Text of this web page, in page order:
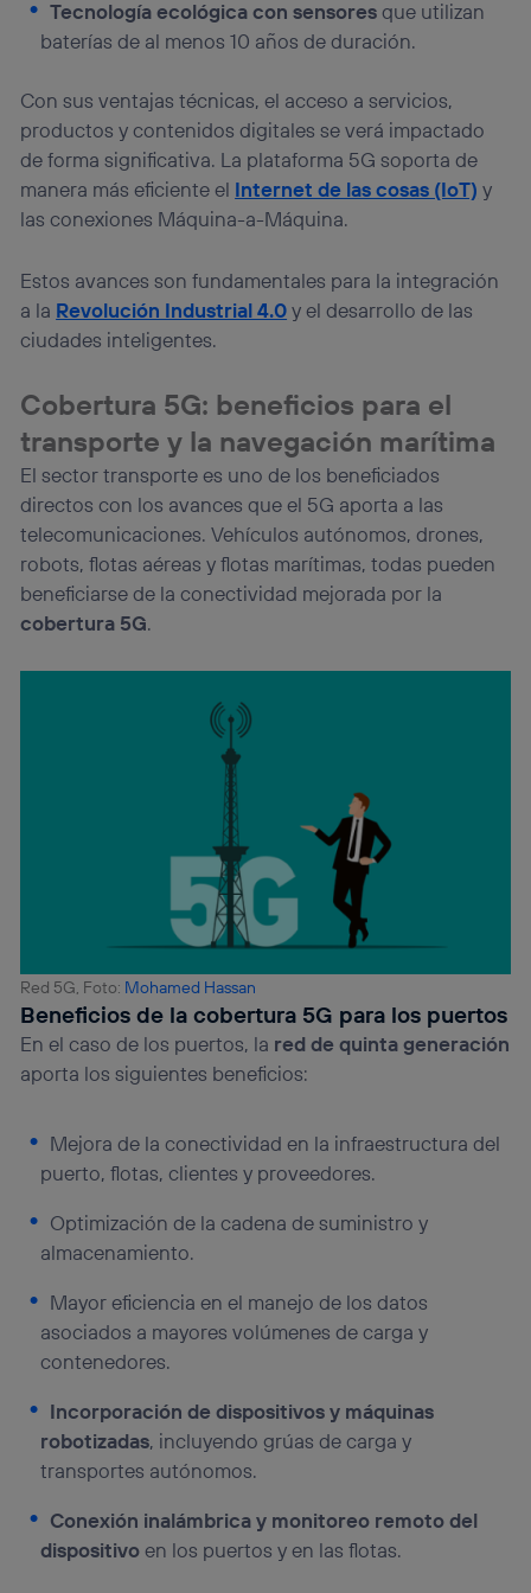
Tecnología ecológica con sensoresque utilizan
baterías de al menos 10 años de duración.
Con sus ventajas técnicas, el acceso a servicios,
productos y contenidos digitales se verá impactado
de forma significativa. La plataforma 5G soporta de
manera más eficiente el Internet de las cosas (IoT) y
las conexiones Máquina-a-Máquina.
Estos avances son fundamentales para la integración
a la Revolución Industrial 4.0y el desarrollo de las
ciudades inteligentes.
Cobertura 5G: beneficios para el
transporte y la navegación marítima
El sector transporte es uno de los beneficiados
directos con los avances que el 5G aporta a las
telecomunicaciones. Vehículos autónomos, drones,
robots, flotas aéreas y flotas marítimas, todas pueden
beneficiarse de la conectividad mejorada por la
cobertura 5G.
Red 5G, Foto: Mohamed Hassan
Beneficios de la cobertura 5G para los puertos
En el caso de los puertos, la red de quinta generación
aporta los siguientes beneficios:
Mejora de la conectividad en la infraestructura del
puerto, flotas, clientes y proveedores.
Optimización de la cadena de suministro y
almacenamiento.
Mayor eficiencia en el manejo de los datos
asociados a mayores volúmenes de carga y
contenedores.
Incorporación de dispositivos y máquinas
robotizadas, incluyendo grúas de carga y
transportes autónomos.
Conexión inalámbrica y monitoreo remoto del
dispositivoen los puertos y en las flotas.
visitando el portal de privacidad de Utiq
(“consenthub”)
. Para más información, consulta
la política de privacidad de Utiq.